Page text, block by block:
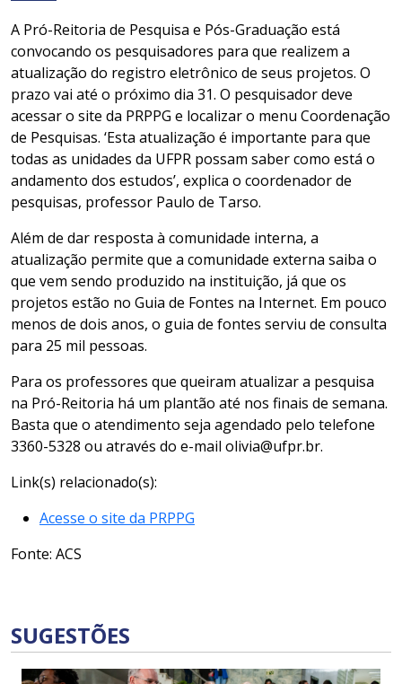
A Pró-Reitoria de Pesquisa e Pós-Graduação está
convocando os pesquisadores para que realizem a
atualização do registro eletrônico de seus projetos. O
prazo vai até o próximo dia 31. O pesquisador deve
acessar o site da PRPPG e localizar o menu Coordenação
de Pesquisas. ‘Esta atualização é importante para que
todas as unidades da UFPR possam saber como está o
andamento dos estudos’, explica o coordenador de
pesquisas, professor Paulo de Tarso.
Além de dar resposta à comunidade interna, a
atualização permite que a comunidade externa saiba o
que vem sendo produzido na instituição, já que os
projetos estão no Guia de Fontes na Internet. Em pouco
menos de dois anos, o guia de fontes serviu de consulta
para 25 mil pessoas.
Para os professores que queiram atualizar a pesquisa
na Pró-Reitoria há um plantão até nos finais de semana.
Basta que o atendimento seja agendado pelo telefone
3360-5328 ou através do e-mail olivia@ufpr.br.
Link(s) relacionado(s):
Acesse o site da PRPPG
Fonte: ACS
SUGESTÕES